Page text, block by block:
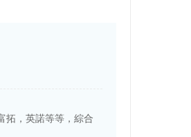
拓，英諾等等，綜合